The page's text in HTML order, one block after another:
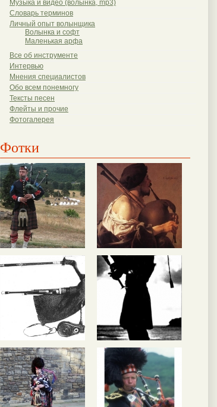
Музыка и видео (волынка, mp3)
Словарь терминов
Личный опыт волынщика
Волынка и софт
Маленькая арфа
Все об инструменте
Интервью
Мнения специалистов
Обо всем понемногу
Тексты песен
Флейты и прочие
Фотогалерея
Фотки